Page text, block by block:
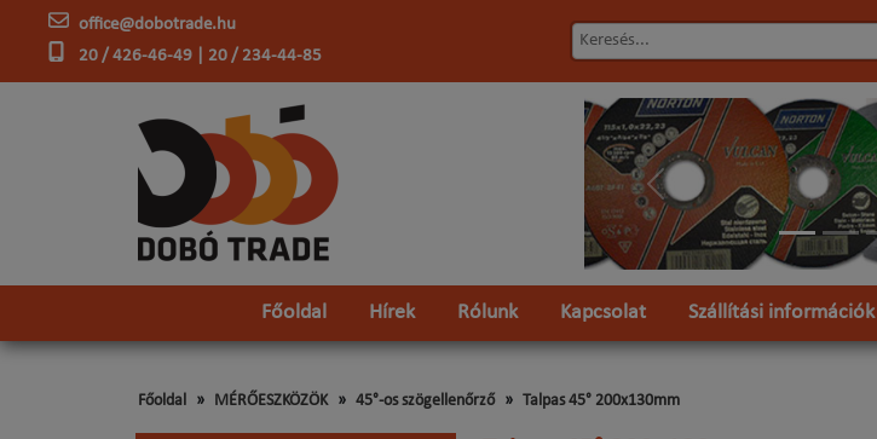
office@dobotrade.hu
20 / 426-46-49 | 20 / 234-44-85
Előző
Főoldal Hírek Rólunk Kapcsolat Szállítási információk
Főoldal MÉRŐESZKÖZÖK 45°-os szögellenőrző Talpas 45° 200x130mm